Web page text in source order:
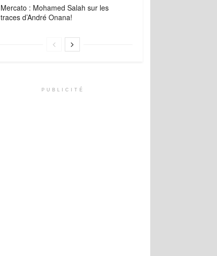
Mercato : Mohamed Salah sur les
traces d’André Onana!
PUBLICITÉ